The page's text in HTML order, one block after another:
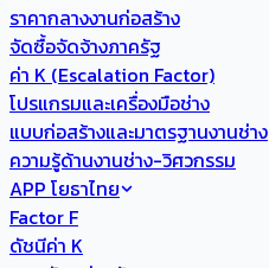
ราคากลางงานก่อสร้าง
จัดซื้อจัดจ้างภาครัฐ
ค่า K (Escalation Factor)
โปรแกรมและเครื่องมือช่าง
แบบก่อสร้างและมาตรฐานงานช่าง
ความรู้ด้านงานช่าง-วิศวกรรม
APP โยธาไทย
Factor F
ดัชนีค่า K